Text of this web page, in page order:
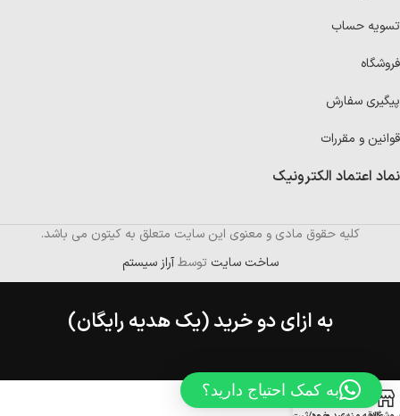
تسویه حساب
فروشگاه
پیگیری سفارش
قوانین و مقررات
نماد اعتماد الکترونیک
کلیه حقوق مادی و معنوی این سایت متعلق به کیتون می باشد.
ساخت سایت توسطآراز سیستم
به ازای دو خرید (یک هدیه رایگان)
به کمک احتیاج دارید؟